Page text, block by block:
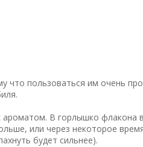
пользоваться им очень
В горлышко флакона
или через некоторое
будет сильнее).